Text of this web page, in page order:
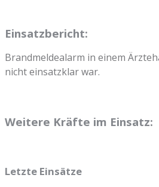
Einsatzbericht:
Brandmeldealarm in einem
nicht einsatzklar war.
Weitere Kräfte im Einsatz:
Letzte Einsätze